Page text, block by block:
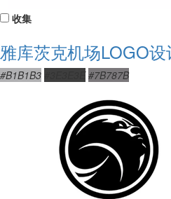
收集
雅库茨克机场LOGO设
#B1B1B3 #7B787B